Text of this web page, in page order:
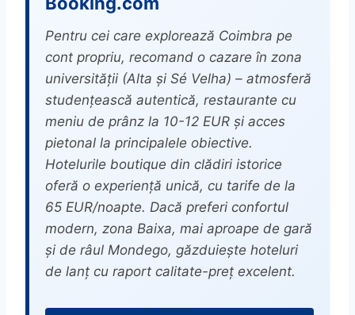
Pentru cei care explorează Coimbra pe
cont propriu, recomand o cazare în zona
universității (Alta și Sé Velha) – atmosferă
studențească autentică, restaurante cu
meniu de prânz la 10-12 EUR și acces
pietonal la principalele obiective.
Hotelurile boutique din clădiri istorice
oferă o experiență unică, cu tarife de la
65 EUR/noapte. Dacă preferi confortul
modern, zona Baixa, mai aproape de gară
și de râul Mondego, găzduiește hoteluri
de lanț cu raport calitate-preț excelent.